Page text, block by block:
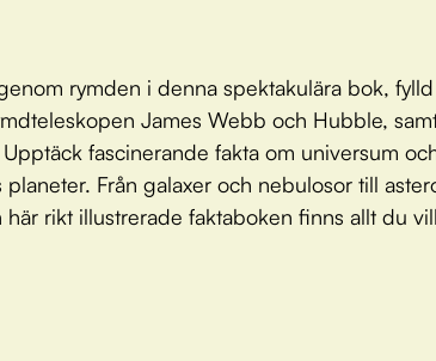
rymden i denna spektakulära bok,
James Webb och Hubble,
fascinerande fakta om universum
planeter. Från galaxer och nebulosor till
rikt illustrerade faktaboken finns allt du